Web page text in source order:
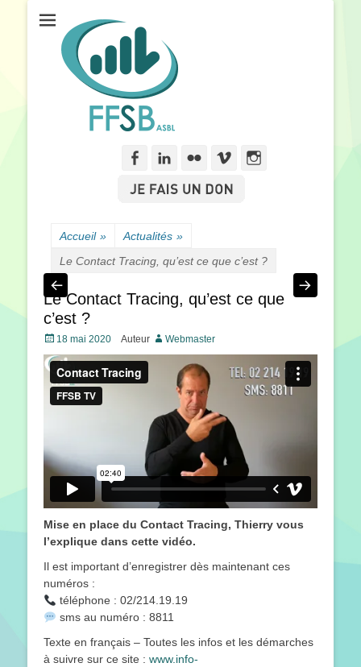
Fédération Francophone des Sourds de Belgique
FacebookLinkedln
Flickr Vimeo
Accueil » Actualités »
Le Contact Tracing, qu’est ce que c’est ?
Le Contact Tracing, qu’est ce que
c’est ?
Posté
le
18 mai 2020 Auteur Webmaster
Mise en place du Contact Tracing, Thierry vous
l’explique dans cette vidéo.
Il est important d’enregistrer dès maintenant ces
numéros :
téléphone : 02/214.19.19
sms au numéro : 8811
Texte en français – Toutes les infos et les démarches
à suivre sur ce site : www.info-